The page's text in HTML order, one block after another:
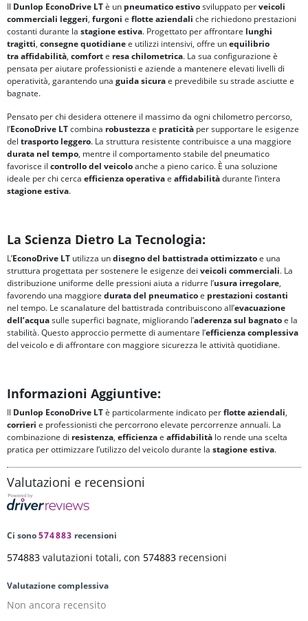
Il Dunlop EconoDrive LTè un pneumatico estivosviluppato perveicoli
commerciali leggeri, furgoni e flotte aziendali che richiedono prestazioni
costanti durante la stagione estiva. Progettato per affrontare lunghi
tragitti, consegne quotidianee utilizzi intensivi, offre unequilibrio
traaffidabilità, comforte resa chilometrica. La sua configurazione è
pensata per aiutare professionisti e aziende a mantenere elevati livelli di
operatività, garantendo una guida sicurae prevedibile su strade asciutte e
bagnate.
Pensato per chi desidera ottenere il massimo da ogni chilometro percorso,
l’EconoDrive LTcombina robustezzae praticità per supportare le esigenze
del trasporto leggero. La struttura resistente contribuisce a una maggiore
durata nel tempo, mentre il comportamento stabile del pneumatico
favorisce il controllo del veicoloanche a pieno carico. È una soluzione
ideale per chi cerca efficienza operativae affidabilitàdurante l’intera
stagione estiva.
La Scienza Dietro La Tecnologia:
L’EconoDrive LT utilizza undisegno del battistrada ottimizzatoe una
struttura progettata per sostenere le esigenze dei veicoli commerciali. La
distribuzione uniforme delle pressioni aiuta a ridurre l’usura irregolare,
favorendo una maggiore durata del pneumaticoe prestazioni costanti
nel tempo. Le scanalature del battistrada contribuiscono all’evacuazione
dell’acquasulle superfici bagnate, migliorando l’aderenza sul bagnatoe la
stabilità. Questo approccio permette di aumentare l’efficienza complessiva
del veicolo e di affrontare con maggiore sicurezza le attività quotidiane.
Informazioni Aggiuntive:
Il Dunlop EconoDrive LTè particolarmente indicato perflotte aziendali,
corrieri e professionisti che percorrono elevate percorrenze annuali. La
combinazione di resistenza, efficienzae affidabilità lo rende una scelta
pratica per ottimizzare l’utilizzo del veicolo durante la stagione estiva.
Valutazioni e recensioni
Ci sono574883 recensioni
574883 valutazioni totali, con 574883 recensioni
Valutazione complessiva
Non ancora recensito